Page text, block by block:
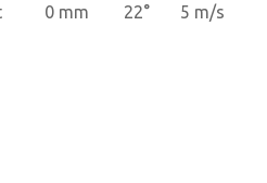
0 mm 22° 5 m/s